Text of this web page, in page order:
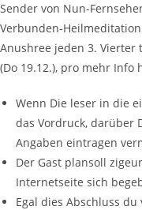
Sender von Nun-
Verbunden-
Anushree jeden 3. Vierter
(Do 19.12.), pro mehr Info
Wenn Die leser in die
das Vordruck, darüber
Angaben eintragen
Der Gast plansoll
Internetseite sich
Egal dies Abschluss